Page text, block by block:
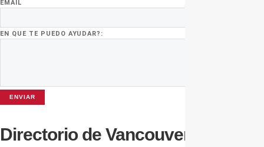
EMAIL
EN QUE TE PUEDO AYUDAR?:
ENVIAR
Directorio de Vancouver